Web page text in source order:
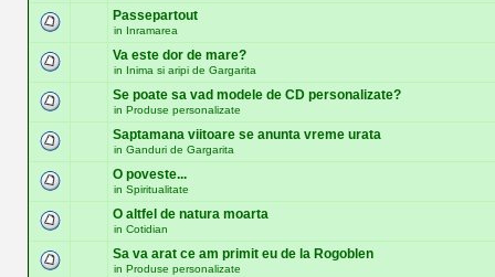
Passepartout
in Inramarea
Va este dor de mare?
in Inima si aripi de Gargarita
Se poate sa vad modele de CD personalizate?
in Produse personalizate
Saptamana viitoare se anunta vreme urata
in Ganduri de Gargarita
O poveste...
in Spiritualitate
O altfel de natura moarta
in Cotidian
Sa va arat ce am primit eu de la Rogoblen
in Produse personalizate